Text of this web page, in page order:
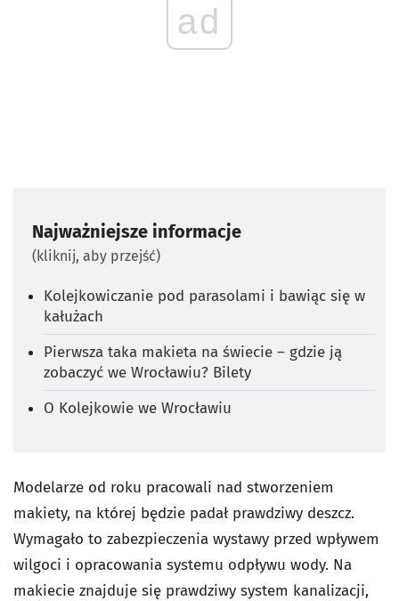
ad
Najważniejsze informacje
(kliknij, aby przejść)
Kolejkowiczanie pod parasolami i bawiąc się w
kałużach
Pierwsza taka makieta na świecie – gdzie ją
zobaczyć we Wrocławiu? Bilety
O Kolejkowie we Wrocławiu
Modelarze od roku pracowali nad stworzeniem
makiety, na której będzie padał prawdziwy deszcz.
Wymagało to zabezpieczenia wystawy przed wpływem
wilgoci i opracowania systemu odpływu wody. Na
makiecie znajduje się prawdziwy system kanalizacji,